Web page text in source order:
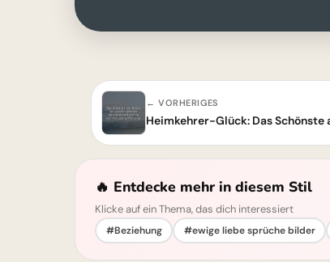
← VORHERIGES
🔥 Entdecke mehr in diesem Stil
Klicke auf ein Thema, das dich interessiert
#Beziehung #ewige liebe sprüche bilder